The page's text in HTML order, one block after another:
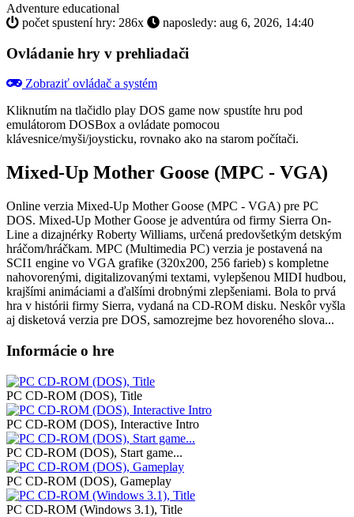
Adventure educational
počet spustení hry: 286x
naposledy: aug 6, 2026, 14:40
Ovládanie hry v prehliadači
Zobraziť ovládač a systém
Kliknutím na tlačidlo play DOS game now spustíte hru pod
emulátorom DOSBox a ovládate pomocou
klávesnice/myši/joysticku, rovnako ako na starom počítači.
Mixed-Up Mother Goose (MPC - VGA)
Online verzia Mixed-Up Mother Goose (MPC - VGA) pre PC
DOS. Mixed-Up Mother Goose je adventúra od firmy Sierra On-
Line a dizajnérky Roberty Williams, určená predovšetkým detským
hráčom/hráčkam. MPC (Multimedia PC) verzia je postavená na
SCI1 engine vo VGA grafike (320x200, 256 farieb) s kompletne
nahovorenými, digitalizovanými textami, vylepšenou MIDI hudbou,
krajšími animáciami a ďalšími drobnými zlepšeniami. Bola to prvá
hra v histórii firmy Sierra, vydaná na CD-ROM disku. Neskôr vyšla
aj disketová verzia pre DOS, samozrejme bez hovoreného slova...
Informácie o hre
PC CD-ROM (DOS), Title
PC CD-ROM (DOS), Interactive Intro
PC CD-ROM (DOS), Start game...
PC CD-ROM (DOS), Gameplay
PC CD-ROM (Windows 3.1), Title